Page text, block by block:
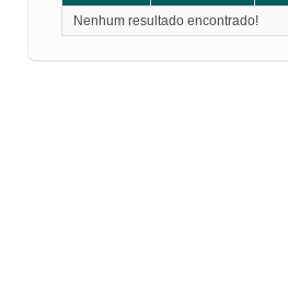
Nenhum resultado encontrado!